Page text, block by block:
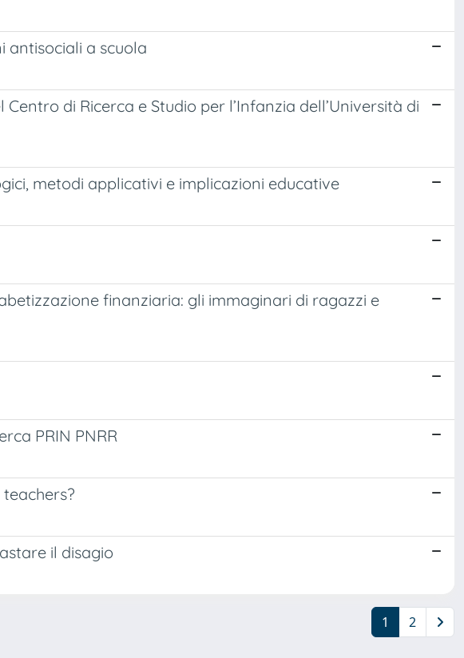
antisociali a scuola
di Ricerca e Studio per l’Infanzia dell’Università di
metodi applicativi e implicazioni educative
finanziaria: gli immaginari di ragazzi e
PRIN PNRR
il disagio
1 2